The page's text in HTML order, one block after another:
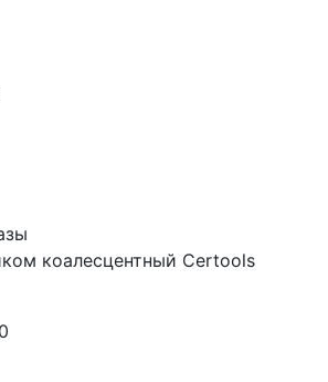
коалесцентный Certools